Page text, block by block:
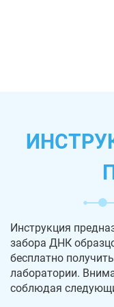
Инструкция
забора ДНК
бесплатно
лаборатории.
соблюдая